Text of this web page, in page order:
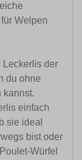
Welpen
Leckerlis der
du ohne
kannst.
einfach
sie ideal
bist oder
Würfel